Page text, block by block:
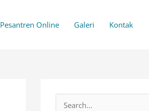
Pesantren Online Galeri Kontak